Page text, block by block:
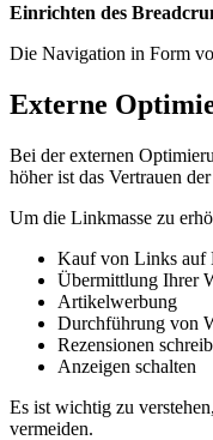
Einrichten des
Die Navigation in Form
Externe
Bei der externen
höher ist das Vertrauen
Um die Linkmasse zu
Kauf von Links auf
Übermittlung Ihrer
Artikelwerbung
Durchführung von
Rezensionen
Anzeigen schalten
Es ist wichtig zu
vermeiden.